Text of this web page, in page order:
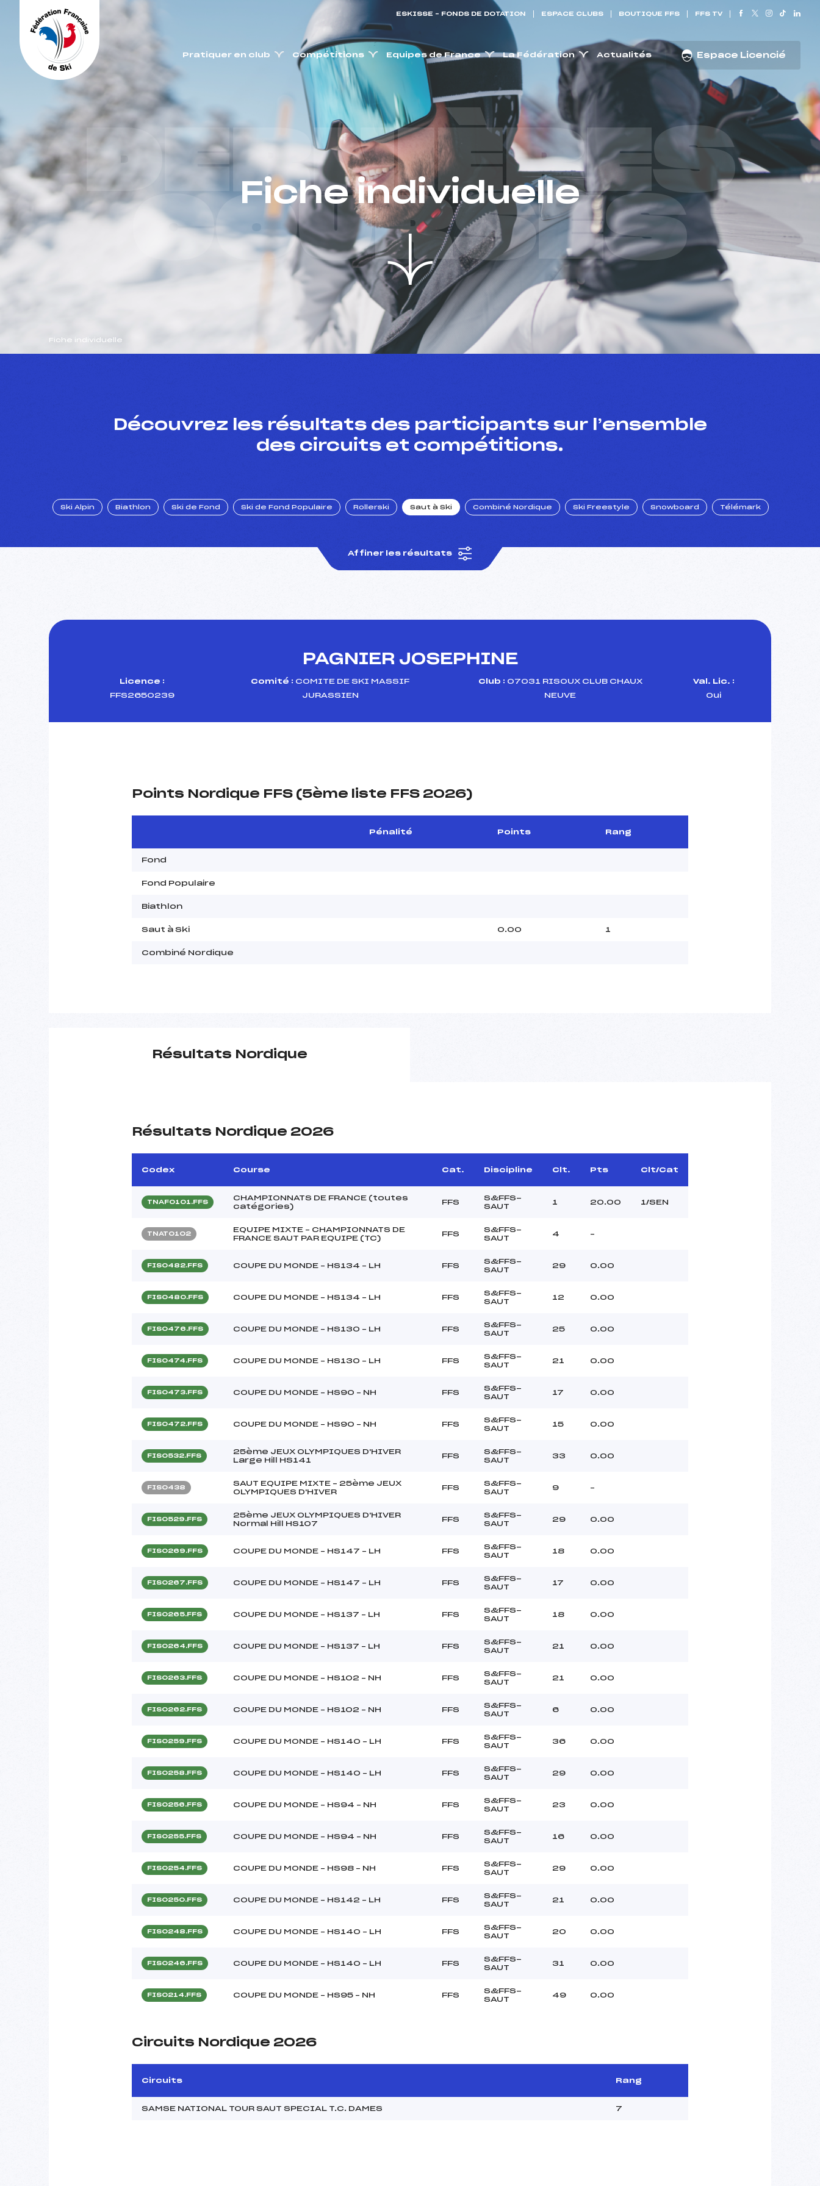
ESKISSE – FONDS DE DOTATION ESPACE CLUBS BOUTIQUE FFS FFS TV
Pratiquer en club Compétitions Equipes de France La Fédération Actualités Espace Licencié
DERNIÈRES
COURSES
Fiche individuelle
Fiche individuelle
Découvrez les résultats des participants sur l’ensemble
des circuits et compétitions.
Ski Alpin Biathlon Ski de Fond Ski de Fond Populaire Rollerski Saut à Ski Combiné Nordique Ski Freestyle Snowboard Télémark
Affiner les résultats
PAGNIER JOSEPHINE
Licence :
FFS2650239
Comité : COMITE DE SKI MASSIF
JURASSIEN
Club : 07031 RISOUX CLUB CHAUX
NEUVE
Val. Lic. :
Oui
Points Nordique FFS (5ème liste FFS 2026)
Pénalité Points Rang
Fond
Fond Populaire
Biathlon
Saut à Ski 0.00 1
Combiné Nordique
Résultats Nordique
Résultats Nordique 2026
Codex Course Cat. Discipline Clt. Pts Clt/Cat
TNAF0101.FFS
CHAMPIONNATS DE FRANCE (toutes
catégories)
FFS
S&FFS-
SAUT
1 20.00 1/SEN
TNAT0102
EQUIPE MIXTE – CHAMPIONNATS DE
FRANCE SAUT PAR EQUIPE (TC)
FFS
S&FFS-
SAUT
4 –
FIS0482.FFS COUPE DU MONDE – HS134 – LH FFS
S&FFS-
SAUT
29 0.00
FIS0480.FFS COUPE DU MONDE – HS134 – LH FFS
S&FFS-
SAUT
12 0.00
FIS0476.FFS COUPE DU MONDE – HS130 – LH FFS
S&FFS-
SAUT
25 0.00
FIS0474.FFS COUPE DU MONDE – HS130 – LH FFS
S&FFS-
SAUT
21 0.00
FIS0473.FFS COUPE DU MONDE – HS90 – NH FFS
S&FFS-
SAUT
17 0.00
FIS0472.FFS COUPE DU MONDE – HS90 – NH FFS
S&FFS-
SAUT
15 0.00
FIS0532.FFS
25ème JEUX OLYMPIQUES D'HIVER
Large Hill HS141
FFS
S&FFS-
SAUT
33 0.00
FIS0438
SAUT EQUIPE MIXTE – 25ème JEUX
OLYMPIQUES D'HIVER
FFS
S&FFS-
SAUT
9 –
FIS0529.FFS
25ème JEUX OLYMPIQUES D'HIVER
Normal Hill HS107
FFS
S&FFS-
SAUT
29 0.00
FIS0269.FFS COUPE DU MONDE – HS147 – LH FFS
S&FFS-
SAUT
18 0.00
FIS0267.FFS COUPE DU MONDE – HS147 – LH FFS
S&FFS-
SAUT
17 0.00
FIS0265.FFS COUPE DU MONDE – HS137 – LH FFS
S&FFS-
SAUT
18 0.00
FIS0264.FFS COUPE DU MONDE – HS137 – LH FFS
S&FFS-
SAUT
21 0.00
FIS0263.FFS COUPE DU MONDE – HS102 – NH FFS
S&FFS-
SAUT
21 0.00
FIS0262.FFS COUPE DU MONDE – HS102 – NH FFS
S&FFS-
SAUT
6 0.00
FIS0259.FFS COUPE DU MONDE – HS140 – LH FFS
S&FFS-
SAUT
36 0.00
FIS0258.FFS COUPE DU MONDE – HS140 – LH FFS
S&FFS-
SAUT
29 0.00
FIS0256.FFS COUPE DU MONDE – HS94 – NH FFS
S&FFS-
SAUT
23 0.00
FIS0255.FFS COUPE DU MONDE – HS94 – NH FFS
S&FFS-
SAUT
16 0.00
FIS0254.FFS COUPE DU MONDE – HS98 – NH FFS
S&FFS-
SAUT
29 0.00
FIS0250.FFS COUPE DU MONDE – HS142 – LH FFS
S&FFS-
SAUT
21 0.00
FIS0248.FFS COUPE DU MONDE – HS140 – LH FFS
S&FFS-
SAUT
20 0.00
FIS0246.FFS COUPE DU MONDE – HS140 – LH FFS
S&FFS-
SAUT
31 0.00
FIS0214.FFS COUPE DU MONDE – HS95 – NH FFS
S&FFS-
SAUT
49 0.00
Circuits Nordique 2026
Circuits Rang
SAMSE NATIONAL TOUR SAUT SPECIAL T.C. DAMES 7